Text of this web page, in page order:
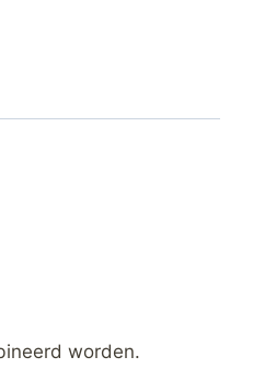
worden.